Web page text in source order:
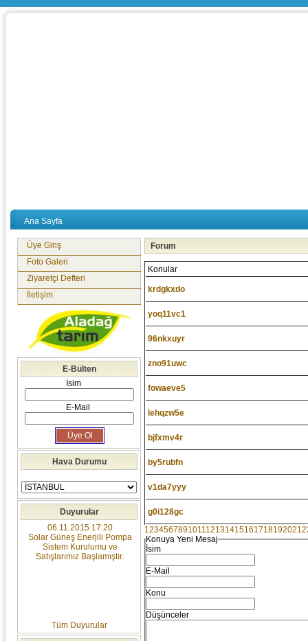
Ana Sayfa
Forum
Konular
krdgkxdo
yoq11vc1
96nkxuyr
zno91uwc
fowaeve5
lehqzw5e
bjfxmv4r
by5rubfn
v1da7yyy
g0i128gc
123456789101112131415161718192021
Konuya Yeni Mesaj
İsim
E-Mail
Konu
Düşünceler
Üye Giriş
Foto Galeri
Ziyaretçi Defteri
İletişim
E-Bülten
İsim
E-Mail
Hava Durumu
Duyurular
06.11.2015 17:20
Solar Güneş Enerjili Pompa
Sistem Kurulumu ve
Satışlarımız Başlamıştır.
Tüm Duyurular